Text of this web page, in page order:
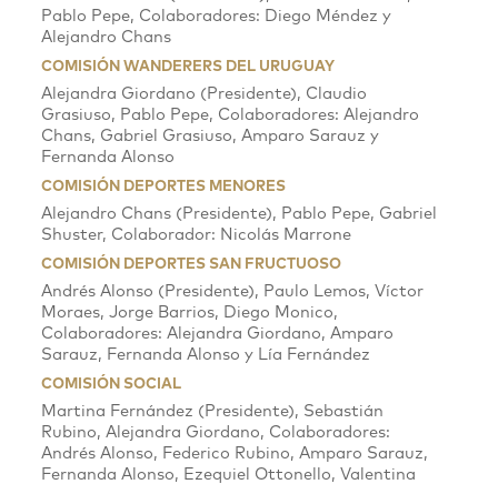
Pablo Pepe, Colaboradores: Diego Méndez y
Alejandro Chans
COMISIÓN WANDERERS DEL URUGUAY
Alejandra Giordano (Presidente), Claudio
Grasiuso, Pablo Pepe, Colaboradores: Alejandro
Chans, Gabriel Grasiuso, Amparo Sarauz y
Fernanda Alonso
COMISIÓN DEPORTES MENORES
Alejandro Chans (Presidente), Pablo Pepe, Gabriel
Shuster, Colaborador: Nicolás Marrone
COMISIÓN DEPORTES SAN FRUCTUOSO
Andrés Alonso (Presidente), Paulo Lemos, Víctor
Moraes, Jorge Barrios, Diego Monico,
Colaboradores: Alejandra Giordano, Amparo
Sarauz, Fernanda Alonso y Lía Fernández
COMISIÓN SOCIAL
Martina Fernández (Presidente), Sebastián
Rubino, Alejandra Giordano, Colaboradores:
Andrés Alonso, Federico Rubino, Amparo Sarauz,
Fernanda Alonso, Ezequiel Ottonello, Valentina